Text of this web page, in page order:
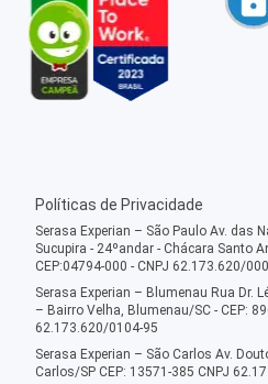
Políticas de Privacidade
Serasa Experian – São Paulo Av. das
Sucupira - 24ºandar - Chácara Santo
CEP:04794-000 - CNPJ 62.173.620/
Serasa Experian – Blumenau Rua Dr.
– Bairro Velha, Blumenau/SC - CEP:
62.173.620/0104-95
Serasa Experian – São Carlos Av.
Carlos/SP CEP: 13571-385 CNPJ